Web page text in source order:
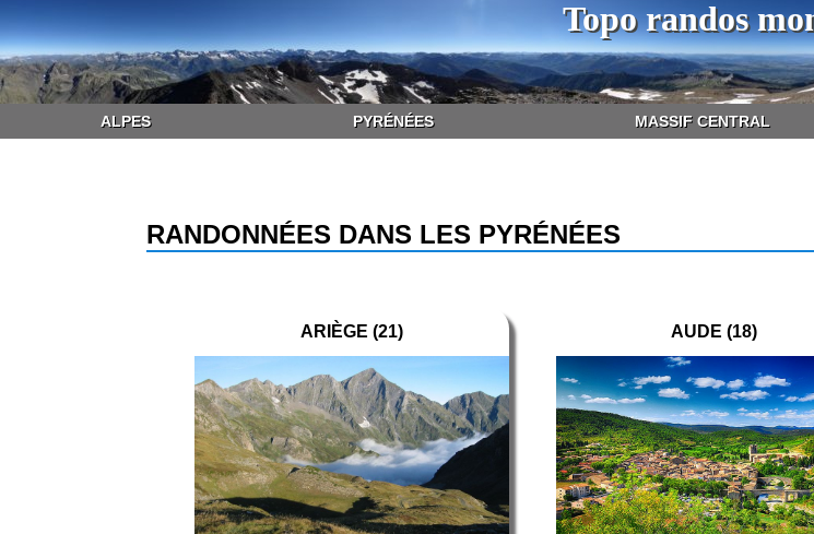
Topo randos
ALPES PYRÉNÉES MASSIF CENTRAL
RANDONNÉES DANS LES PYRÉNÉES
ARIÈGE (21) AUDE (18)